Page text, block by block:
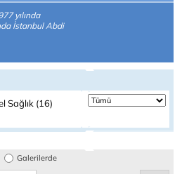
yılında
İstanbul Abdi
Sağlık (16)
Galerilerde